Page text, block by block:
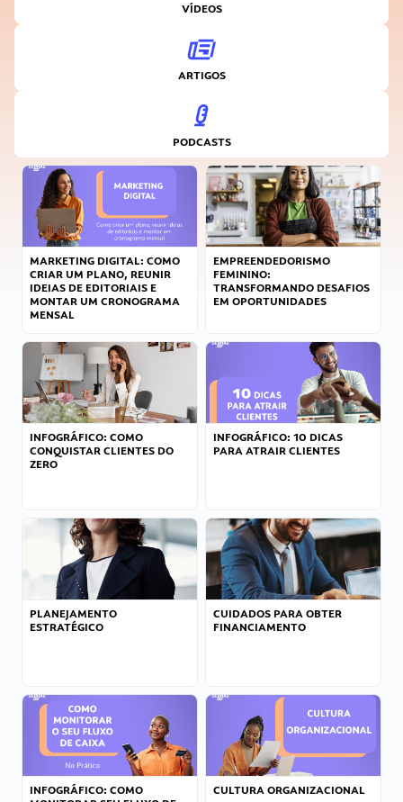
VÍDEOS
ARTIGOS
PODCASTS
MARKETING DIGITAL: COMO
CRIAR UM PLANO, REUNIR
IDEIAS DE EDITORIAIS E
MONTAR UM CRONOGRAMA
MENSAL
EMPREENDEDORISMO
FEMININO:
TRANSFORMANDO DESAFIOS
EM OPORTUNIDADES
INFOGRÁFICO: COMO
CONQUISTAR CLIENTES DO
ZERO
INFOGRÁFICO: 10 DICAS
PARA ATRAIR CLIENTES
PLANEJAMENTO
ESTRATÉGICO
CUIDADOS PARA OBTER
FINANCIAMENTO
INFOGRÁFICO: COMO
CULTURA ORGANIZACIONAL